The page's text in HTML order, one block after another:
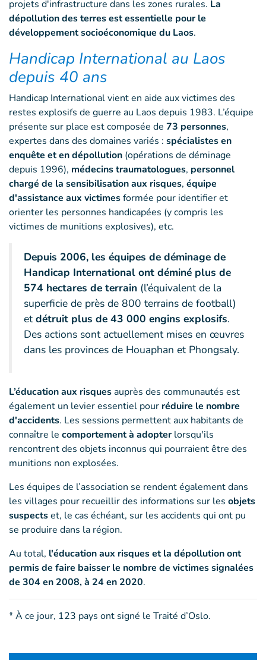
projets d'infrastructure dans les zones rurales. La
dépollution des terres est essentielle pour le
développement socioéconomique du Laos.
Handicap International au Laos
depuis 40 ans
Handicap International vient en aide aux victimes des
restes explosifs de guerre au Laos depuis 1983. L’équipe
présente sur place est composée de 73 personnes,
expertes dans des domaines variés : spécialistes en
enquête et en dépollution (opérations de déminage
depuis 1996), médecins traumatologues, personnel
chargé de la sensibilisation aux risques, équipe
d'assistance aux victimesformée pour identifier et
orienter les personnes handicapées (y compris les
victimes de munitions explosives), etc.
Depuis 2006, les équipes de déminage de
Handicap International ont déminé plus de
574 hectares de terrain (l’équivalent de la
superficie de près de 800 terrains de football)
etdétruit plus de 43 000 engins explosifs.
Des actions sont actuellement mises en œuvres
dans les provinces de Houaphan et Phongsaly.
L’éducation aux risquesauprès des communautés est
également un levier essentiel pour réduire le nombre
d'accidents. Les sessions permettent aux habitants de
connaître le comportement à adopterlorsqu'ils
rencontrent des objets inconnus qui pourraient être des
munitions non explosées.
Les équipes de l’association se rendent également dans
les villages pour recueillir des informations sur les objets
suspectset, le cas échéant, sur les accidents qui ont pu
se produire dans la région.
Au total, l'éducation aux risques et la dépollution ont
permis de faire baisser le nombre de victimes signalées
de 304 en 2008, à 24 en 2020.
* À ce jour, 123 pays ont signé le Traité d’Oslo.